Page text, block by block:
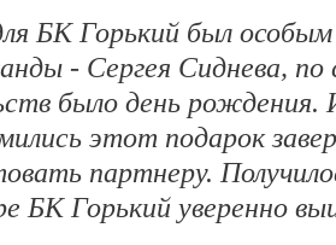
БК Горький был особым
- Сергея Сиднева,
было день рождения.
этот подарок
партнеру.
БК Горький уверенно